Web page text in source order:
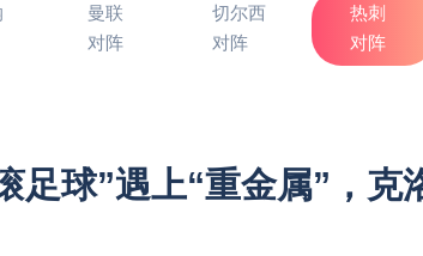
曼联
对阵
切尔西
对阵
热刺
对阵
足球”遇上“重金属”，克